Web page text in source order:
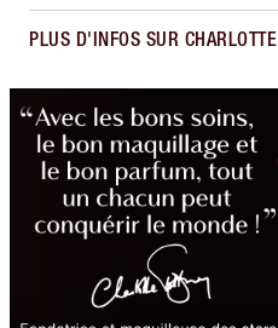
PLUS D'INFOS SUR CHARLOTTE